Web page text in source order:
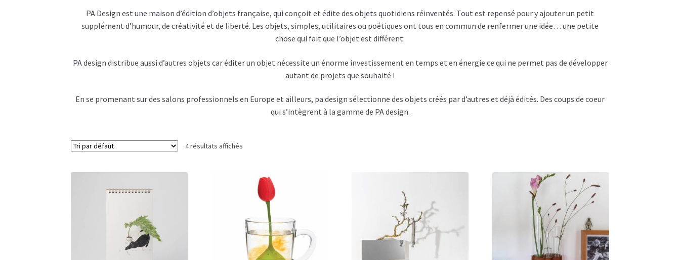
PA Design est une maison d’édition d’objets française, qui conçoit et édite des objets quotidiens réinventés. Tout est repensé pour y ajouter un petit
supplément d’humour, de créativité et de liberté. Les objets, simples, utilitaires ou poétiques ont tous en commun de renfermer une idée… une petite
chose qui fait que l’objet est différent.
PA design distribue aussi d’autres objets car éditer un objet nécessite un énorme investissement en temps et en énergie ce qui ne permet pas de développer
autant de projets que souhaité !
En se promenant sur des salons professionnels en Europe et ailleurs, pa design sélectionne des objets créés par d’autres et déjà édités. Des coups de coeur
qui s’intègrent à la gamme de PA design.
4 résultats affichés